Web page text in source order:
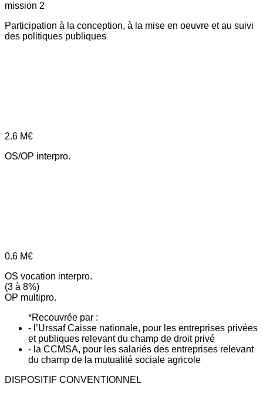
mission 2
Participation à la conception, à la mise en oeuvre et au suivi
des politiques publiques
2.6 M€
OS/OP interpro.
0.6 M€
OS vocation interpro.
(3 à 8%)
OP multipro.
*Recouvrée par :
- l’Urssaf Caisse nationale, pour les entreprises privées
et publiques relevant du champ de droit privé
- la CCMSA, pour les salariés des entreprises relevant
du champ de la mutualité sociale agricole
DISPOSITIF CONVENTIONNEL